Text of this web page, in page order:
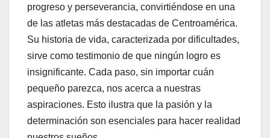
progreso y perseverancia, convirtiéndose en una
de las atletas más destacadas de Centroamérica.
Su historia de vida, caracterizada por dificultades,
sirve como testimonio de que ningún logro es
insignificante. Cada paso, sin importar cuán
pequeño parezca, nos acerca a nuestras
aspiraciones. Esto ilustra que la pasión y la
determinación son esenciales para hacer realidad